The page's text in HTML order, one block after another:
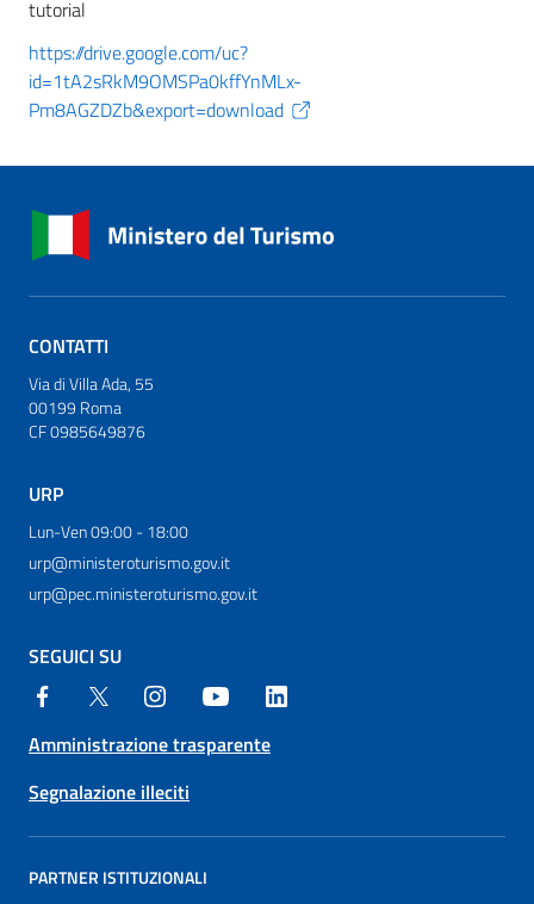
tutorial
https://drive.google.com/uc?
id=1tA2sRkM9OMSPa0kffYnMLx-
Pm8AGZDZb&export=download
CONTATTI
Via di Villa Ada, 55
00199 Roma
CF 0985649876
URP
Lun-Ven 09:00 - 18:00
urp@ministeroturismo.gov.it
urp@pec.ministeroturismo.gov.it
SEGUICI SU
Amministrazione trasparente
Segnalazione illeciti
PARTNER ISTITUZIONALI